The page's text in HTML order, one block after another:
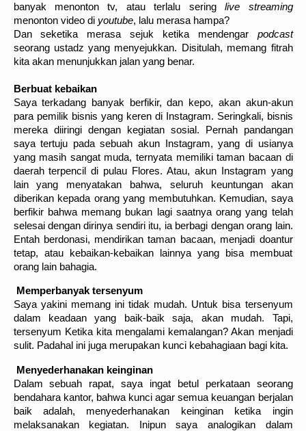
banyak menonton tv, atau terlalu seringlive streaming
menonton video di youtube, lalu merasa hampa?
Dan seketika merasa sejuk ketika mendengar podcast
seorang ustadz yang menyejukkan. Disitulah, memang fitrah
kita akan menunjukkan jalan yang benar.
Berbuat kebaikan
Saya terkadang banyak berfikir, dan kepo, akan akun-akun
para pemilik bisnis yang keren di Instagram. Seringkali, bisnis
mereka diiringi dengan kegiatan sosial. Pernah pandangan
saya tertuju pada sebuah akun Instagram, yang di usianya
yang masih sangat muda, ternyata memiliki taman bacaan di
daerah terpencil di pulau Flores. Atau, akun Instagram yang
lain yang menyatakan bahwa, seluruh keuntungan akan
diberikan kepada orang yang membutuhkan. Kemudian, saya
berfikir bahwa memang bukan lagi saatnya orang yang telah
selesai dengan dirinya sendiri itu, ia berbagi dengan orang lain.
Entah berdonasi, mendirikan taman bacaan, menjadi doantur
tetap, atau kebaikan-kebaikan lainnya yang bisa membuat
orang lain bahagia.
Memperbanyak tersenyum
Saya yakini memang ini tidak mudah. Untuk bisa tersenyum
dalam keadaan yang baik-baik saja, akan mudah. Tapi,
tersenyum Ketika kita mengalami kemalangan? Akan menjadi
sulit. Padahal ini juga merupakan kunci kebahagiaan bagi kita.
Menyederhanakan keinginan
Dalam sebuah rapat, saya ingat betul perkataan seorang
bendahara kantor, bahwa kunci agar semua keuangan berjalan
baik adalah, menyederhanakan keinginan ketika ingin
melaksanakan kegiatan. Inipun saya analogikan dalam